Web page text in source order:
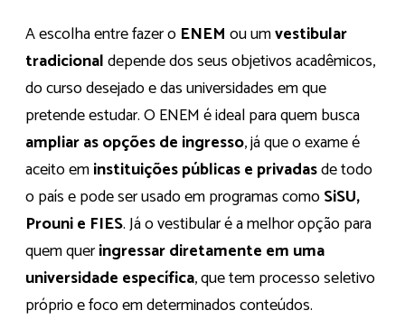
A escolha entre fazer o ENEM ou umvestibular
tradicionaldepende dos seus objetivos acadêmicos,
do curso desejado e das universidades em que
pretende estudar. O ENEM é ideal para quem busca
ampliar as opções de ingresso, já que o exame é
aceito eminstituições públicas e privadasde todo
o país e pode ser usado em programas comoSiSU,
Prouni e FIES. Já o vestibular é a melhor opção para
quem queringressar diretamente em uma
universidade específica, que tem processo seletivo
próprio e foco em determinados conteúdos.